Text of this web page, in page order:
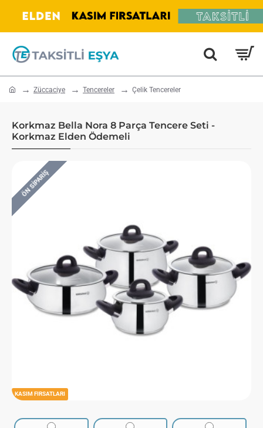
home Züccaciye Tencereler Çelik Tencereler
Korkmaz Bella Nora 8 Parça Tencere Seti -
Korkmaz Elden Ödemeli
KASIM FIRSATLARI
ÖN SIPARIŞ